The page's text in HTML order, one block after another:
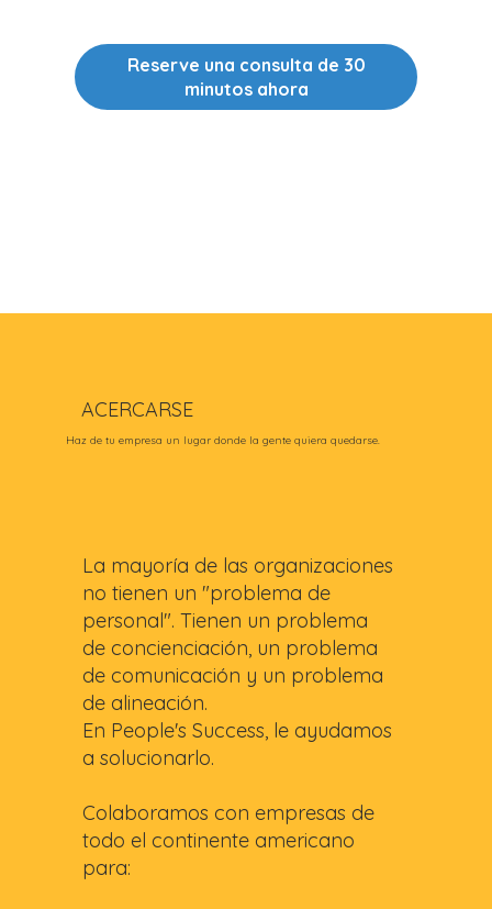
Reserve una consulta de 30
minutos ahora
ACERCARSE
Haz de tu empresa un lugar donde la gente quiera quedarse.
La mayoría de las organizaciones
no tienen un "problema de
personal". Tienen un problema
de concienciación, un problema
de comunicación y un problema
de alineación.
En People's Success, le ayudamos
a solucionarlo.
Colaboramos con empresas de
todo el continente americano
para: